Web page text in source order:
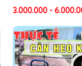
3.000.000 -